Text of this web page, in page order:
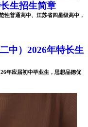
生招生简章
性普通高中、江苏省四星级高中，
中）2026年特长生
年应届初中毕业生，思想品德优